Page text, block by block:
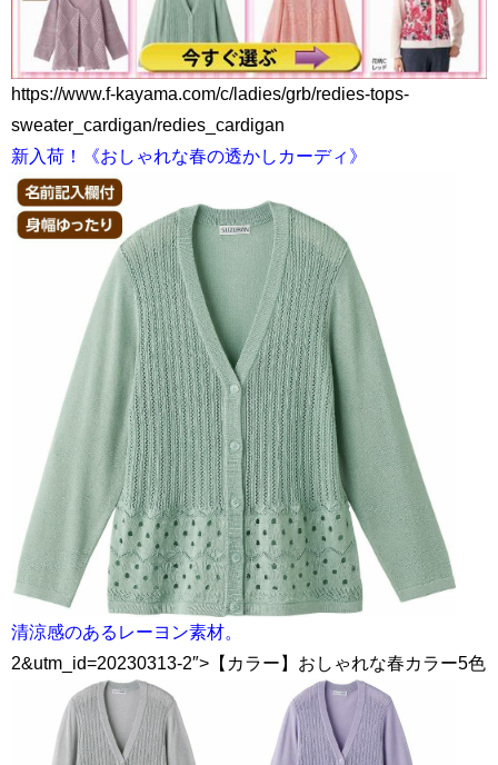
https://www.f-kayama.com/c/ladies/grb/redies-tops-
sweater_cardigan/redies_cardigan
新入荷！《おしゃれな春の透かしカーディ》
清涼感のあるレーヨン素材。
2&utm_id=20230313-2″>【カラー】おしゃれな春カラー5色